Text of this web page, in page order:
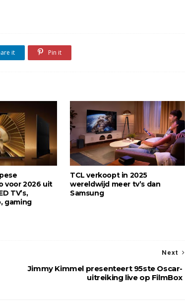
it Pin it
voor 2026 uit
TV’s,
gaming
TCL verkoopt in 2025
wereldwijd meer tv’s dan
Samsung
Next
Jimmy Kimmel presenteert 95ste Oscar-
uitreiking live op FilmBox